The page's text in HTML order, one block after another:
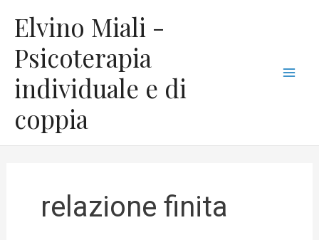
contenuto
Elvino Miali -
Psicoterapia
individuale e di
coppia
relazione finita
a
t
e
g
o
r